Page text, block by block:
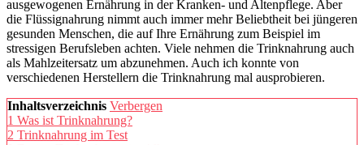
ausgewogenen Ernährung in der Kranken- und Altenpflege. Aber
die Flüssignahrung nimmt auch immer mehr Beliebtheit bei jüngeren
gesunden Menschen, die auf Ihre Ernährung zum Beispiel im
stressigen Berufsleben achten. Viele nehmen die Trinknahrung auch
als Mahlzeitersatz um abzunehmen. Auch ich konnte von
verschiedenen Herstellern die Trinknahrung mal ausprobieren.
Inhaltsverzeichnis Verbergen
1 Was ist Trinknahrung?
2 Trinknahrung im Test